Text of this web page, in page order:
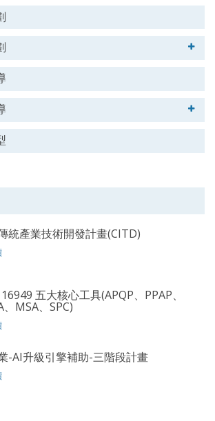
統產業技術開發計畫(CITD)
五大核心工具(APQP、PPAP、
、MSA、SPC)
-AI升級引擎補助-三階段計畫